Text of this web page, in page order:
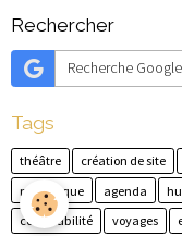
Rechercher
Tags
théâtre création de site
martinique
agenda
comptabilité
voyages